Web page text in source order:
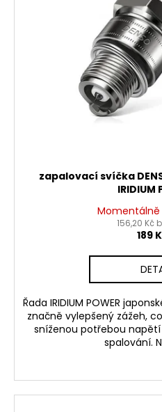
zapalovací svíčka
IRIDIUM
156,20 Kč
189
Řada IRIDIUM POWER
značně vylepšený zážeh,
sníženou potřebou
spalování.